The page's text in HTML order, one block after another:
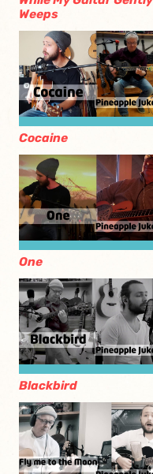
Weeps
Cocaine
One
Blackbird